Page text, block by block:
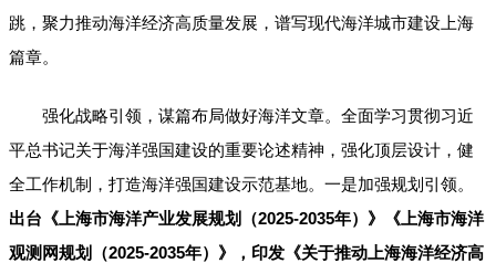
跳，聚力推动海洋经济高质量发展，谱写现代海洋城市建设上海
篇章。
强化战略引领，谋篇布局做好海洋文章。全面学习贯彻习近
平总书记关于海洋强国建设的重要论述精神，强化顶层设计，健
全工作机制，打造海洋强国建设示范基地。一是加强规划引领。
出台《上海市海洋产业发展规划（2025-2035年）》《上海市海洋
观测网规划（2025-2035年）》，印发《关于推动上海海洋经济高